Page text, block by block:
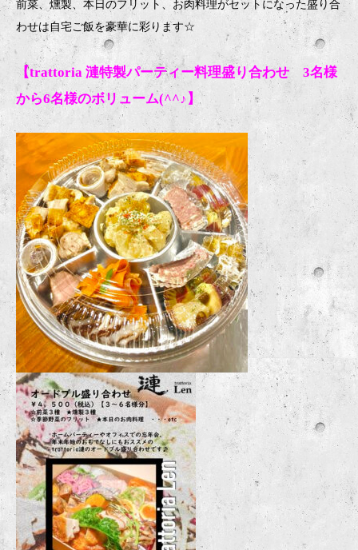
前菜、燻製、本日のフリット、お肉料理がセットになった盛り合
わせは自宅ご飯を豪華に彩ります☆
【trattoria 漣特製パーティー料理盛り合わせ 3名様
から6名様のボリューム(^^♪】